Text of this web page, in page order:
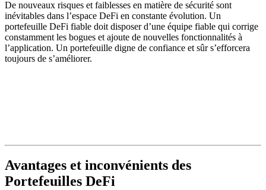
De nouveaux risques et faiblesses en matière de sécurité sont
inévitables dans l’espace DeFi en constante évolution. Un
portefeuille DeFi fiable doit disposer d’une équipe fiable qui corrige
constamment les bogues et ajoute de nouvelles fonctionnalités à
l’application. Un portefeuille digne de confiance et sûr s’efforcera
toujours de s’améliorer.
Avantages et inconvénients des
Portefeuilles DeFi